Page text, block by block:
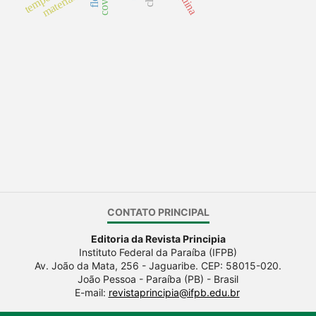
CONTATO PRINCIPAL
Editoria da Revista Principia
Instituto Federal da Paraíba (IFPB)
Av. João da Mata, 256 - Jaguaribe. CEP: 58015-020.
João Pessoa - Paraíba (PB) - Brasil
E-mail: revistaprincipia@ifpb.edu.br